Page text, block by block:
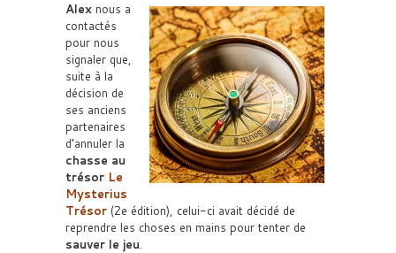
Alex nous a
contactés
pour nous
signaler que,
suite à la
décision de
ses anciens
partenaires
d’annuler la
chasse au
trésor Le
Mysterius
Trésor (2e édition), celui-ci avait décidé de
reprendre les choses en mains pour tenter de
sauver le jeu.